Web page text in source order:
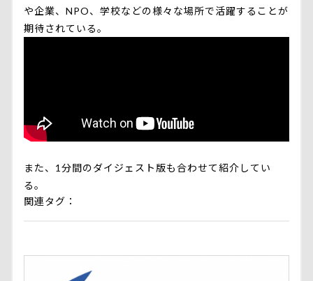
や企業、NPO、学校などの様々な場所で活躍することが
期待されている。
また、1分間のダイジェスト版も合わせて紹介してい
る。
関連タグ